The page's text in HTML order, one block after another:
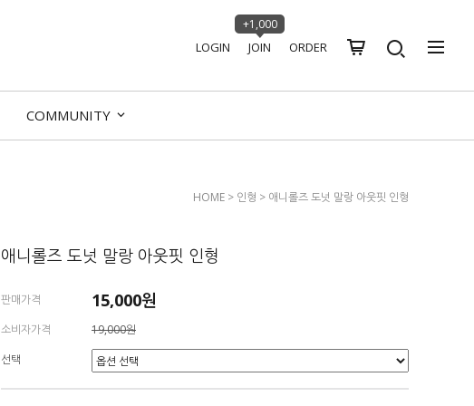
LOGIN JOIN
+1,000
ORDER
COMMUNITY
HOME > 인형 > 애니롤즈 도넛 말랑 아웃핏 인형
애니롤즈 도넛 말랑 아웃핏 인형
판매가격 15,000원
소비자가격
19,000원
선택